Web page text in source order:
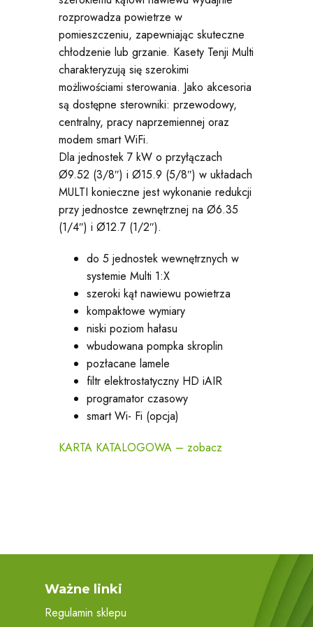
rozprowadza powietrze w
pomieszczeniu, zapewniając skuteczne
chłodzenie lub grzanie. Kasety Tenji Multi
charakteryzują się szerokimi
możliwościami sterowania. Jako akcesoria
są dostępne sterowniki: przewodowy,
centralny, pracy naprzemiennej oraz
modem smart WiFi.
Dla jednostek 7 kW o przyłączach
Ø9.52 (3/8″) i Ø15.9 (5/8″) w układach
MULTI konieczne jest wykonanie redukcji
przy jednostce zewnętrznej na Ø6.35
(1/4″) i Ø12.7 (1/2″).
do 5 jednostek wewnętrznych w
systemie Multi 1:X
szeroki kąt nawiewu powietrza
kompaktowe wymiary
niski poziom hałasu
wbudowana pompka skroplin
pozłacane lamele
filtr elektrostatyczny HD iAIR
programator czasowy
smart Wi- Fi (opcja)
KARTA KATALOGOWA – zobacz
Ważne linki
Regulamin sklepu